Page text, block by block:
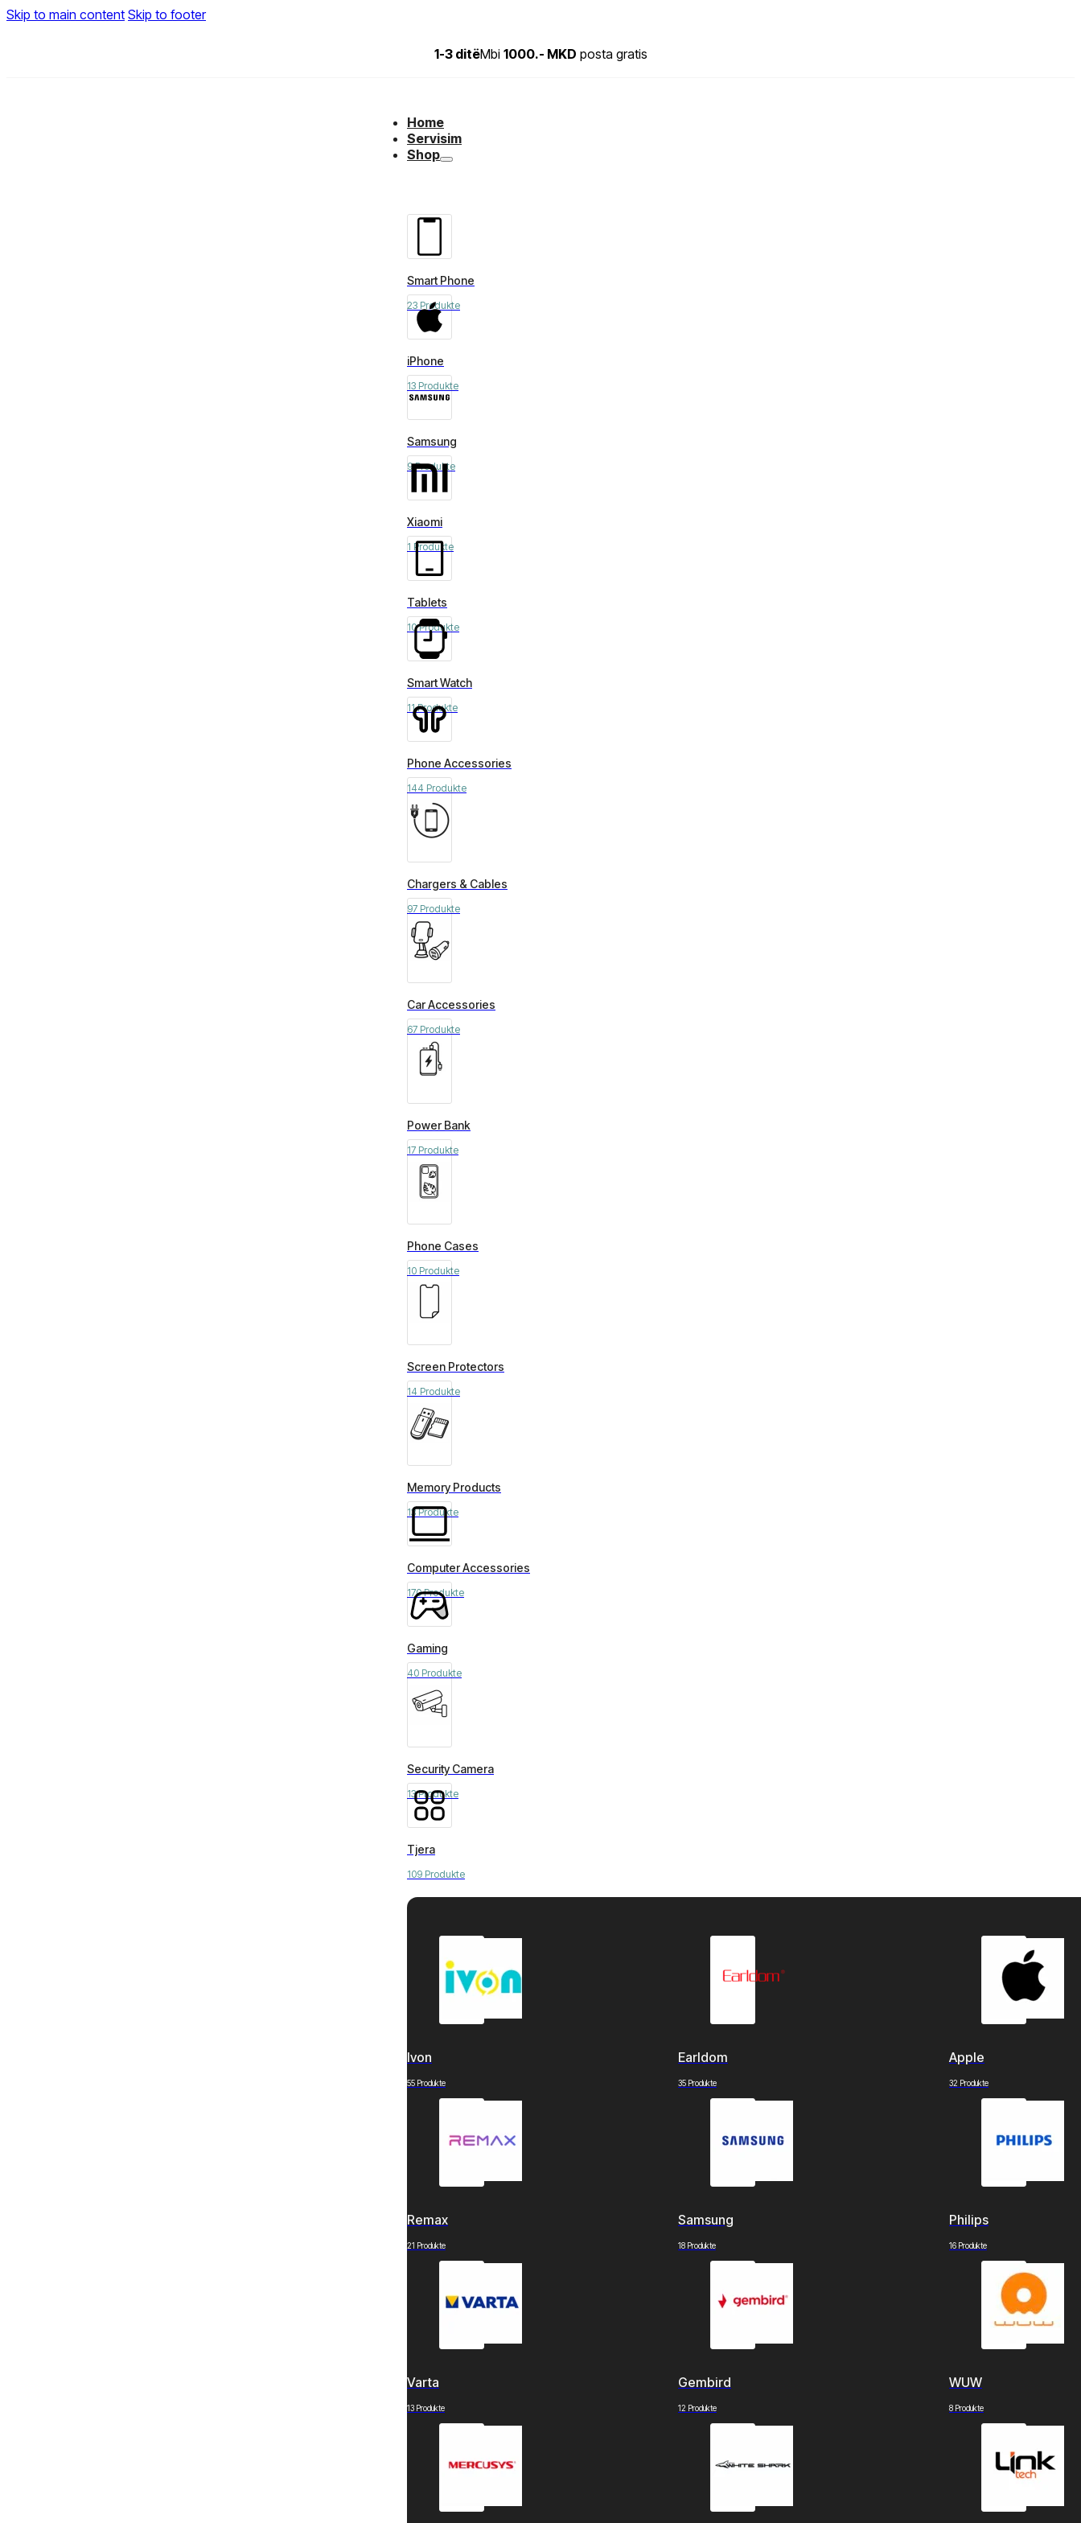
Skip to main content Skip to footer
1-3 ditëMbi 1000.- MKD posta gratis
Home
Servisim
Shop
Smart Phone
23 Produkte
iPhone
13 Produkte
Samsung
9 Produkte
Xiaomi
1 Produkte
Tablets
10 Produkte
Smart Watch
11 Produkte
Phone Accessories
144 Produkte
Chargers & Cables
97 Produkte
Car Accessories
67 Produkte
Power Bank
17 Produkte
Phone Cases
10 Produkte
Screen Protectors
14 Produkte
Memory Products
13 Produkte
Computer Accessories
170 Produkte
Gaming
40 Produkte
Security Camera
13 Produkte
Tjera
109 Produkte
Ivon
55 Produkte
Earldom
35 Produkte
Apple
32 Produkte
Remax
21 Produkte
Samsung
18 Produkte
Philips
16 Produkte
Varta
13 Produkte
Gembird
12 Produkte
WUW
8 Produkte